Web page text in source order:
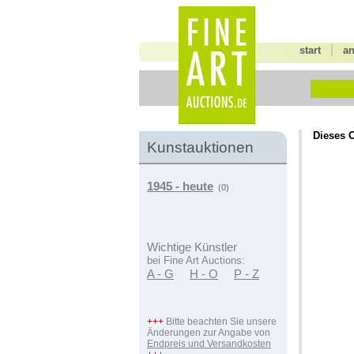
start
Kunstauktionen
1945 - heute (0)
Wichtige Künstler
bei Fine Art Auctions:
A - G H - O P - Z
+++ Bitte beachten Sie unsere
Änderungen zur Angabe von
Endpreis und Versandkosten
Dieses